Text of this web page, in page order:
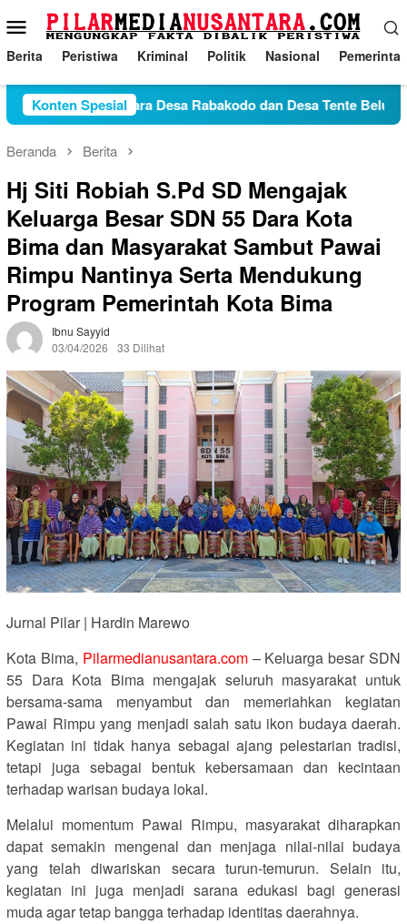
ke
konten
Menu
Mobile
Berita Peristiwa Kriminal Politik Nasional
Konten Spesial
Konflik Antara Desa Rabakodo dan Desa Tente Belum
Beranda Berita
Hj Siti Robiah S.Pd SD Mengajak
Keluarga Besar SDN 55 Dara Kota
Bima dan Masyarakat Sambut Pawai
Rimpu Nantinya Serta Mendukung
Program Pemerintah Kota Bima
Ibnu Sayyid
03/04/2026
33 Dilihat
Jurnal Pilar | Hardin Marewo
Kota Bima, Pilarmedianusantara.com– Keluarga besar SDN
55 Dara Kota Bima mengajak seluruh masyarakat untuk
bersama-sama menyambut dan memeriahkan kegiatan
Pawai Rimpu yang menjadi salah satu ikon budaya daerah.
Kegiatan ini tidak hanya sebagai ajang pelestarian tradisi,
tetapi juga sebagai bentuk kebersamaan dan kecintaan
terhadap warisan budaya lokal.
Melalui momentum Pawai Rimpu, masyarakat diharapkan
dapat semakin mengenal dan menjaga nilai-nilai budaya
yang telah diwariskan secara turun-temurun. Selain itu,
kegiatan ini juga menjadi sarana edukasi bagi generasi
muda agar tetap bangga terhadap identitas daerahnya.